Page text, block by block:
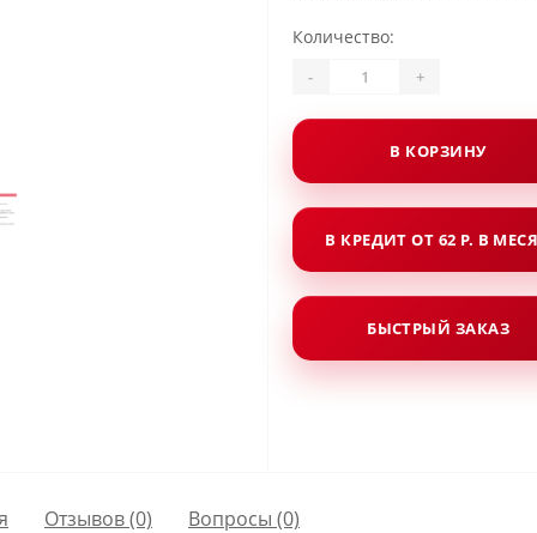
Количество:
- +
В КОРЗИНУ
В КРЕДИТ ОТ 62 Р. В
БЫСТРЫЙ ЗАКАЗ
Отзывов (0) Вопросы (0)